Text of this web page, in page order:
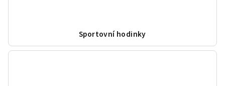
Sportovní hodinky